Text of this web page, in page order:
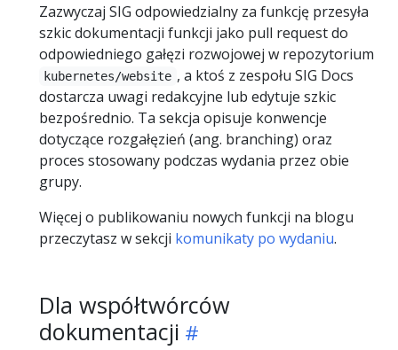
Zazwyczaj SIG odpowiedzialny za funkcję przesyła
szkic dokumentacji funkcji jako pull request do
odpowiedniego gałęzi rozwojowej w repozytorium
kubernetes/website , a ktoś z zespołu SIG Docs
dostarcza uwagi redakcyjne lub edytuje szkic
bezpośrednio. Ta sekcja opisuje konwencje
dotyczące rozgałęzień (ang. branching) oraz
proces stosowany podczas wydania przez obie
grupy.
Więcej o publikowaniu nowych funkcji na blogu
przeczytasz w sekcji komunikaty po wydaniu.
Dla współtwórców
dokumentacji